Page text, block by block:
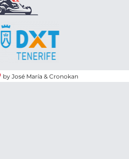
by José María & Cronokan